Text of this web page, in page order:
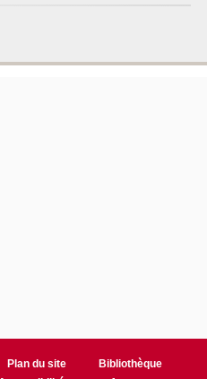
Plan du site
Bibliothèque